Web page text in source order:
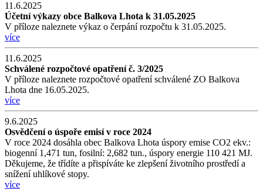
11.6.2025
Účetní výkazy obce Balkova Lhota k 31.05.2025
V příloze naleznete výkaz o čerpání rozpočtu k 31.05.2025.
více
11.6.2025
Schválené rozpočtové opatření č. 3/2025
V příloze naleznete rozpočtové opatření schválené ZO Balkova
Lhota dne 16.05.2025.
více
9.6.2025
Osvědčení o úspoře emisí v roce 2024
V roce 2024 dosáhla obec Balkova Lhota úspory emise CO2 ekv.:
biogenní 1,471 tun, fosilní: 2,682 tun., úspory energie 110 421 MJ.
Děkujeme, že třídíte a přispíváte ke zlepšení životního prostředí a
snížení uhlíkové stopy.
více